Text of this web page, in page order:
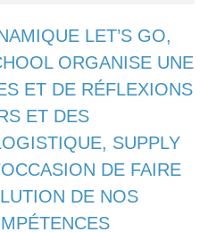
LET’S GO,
ORGANISE UNE
ET DE RÉFLEXIONS
ET DES
SUPPLY
DE FAIRE
DE NOS